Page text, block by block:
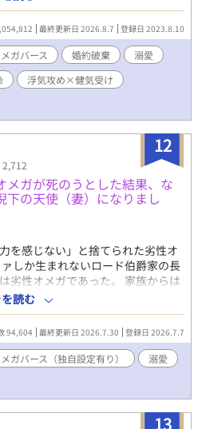
なければ、オメガセンターで子供
られていた。 主人公・春日成己
れ、センターで育てられていた。
の面会と『家族をもつ』という
っと仲良く暮らしたい」 その夢
の親友で、婚約者の陽平が、彼の
するまでは…… 成己は、二十歳の
れてしまう。 婚約者探しは絶望的
「俺の家族になってくれ」 兄の
心も包まれ愛されて――？ ※宏章
）の幼馴染オメガバースBLです
すが、最終的にはスカッとハッ
※独自設定ありオメガバースで
がとうございます！いつも大切に
励みです(#^^#) ☆とても素敵な表
た✨ ※24年9月2日 二百八十～三百
ました。読んで下さった皆様、あ
※25年4月29日 唯一の未来Ⅰを再
をおかけして、申し訳ありませ
さった皆様、ありがとうございま
加筆完了しました！
最終更新日 2026.8.7 登録日 2023.8.10
ガバース 婚約破棄
溺愛
浮気攻め×健気受け
12
ガが死のうとした結果、な
の天使（妻）になりまし
を感じない」と捨てられた劣性オ
しか生まれないロード伯爵家の長
劣性オメガであった。 家族からは
け、母はオメガを産んだ罪悪感で
たんだ。お前が情けなくて、心を
足か？ お前をアルファに産めなか
この、——母殺しのオメガが』 母
倒された。 しかし幼なじみだけ
くれていたのだ。 レイノがいいと
の隣には、美しいオメガがいた。
……番いたいオメガが他にできた
れるくらいならと、自ら命を断と
読む
94,604 最終更新日 2026.7.30 登録日 2026.7.7
ガバース（独自設定有り）
溺愛
13